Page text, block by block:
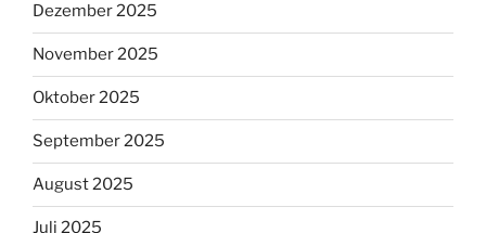
Dezember 2025
November 2025
Oktober 2025
September 2025
August 2025
Juli 2025